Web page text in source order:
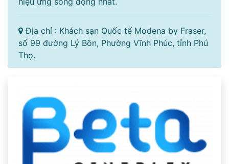
Địa chỉ : Khách sạn Quốc tế Modena by Fraser,
số 99 đường Lý Bôn, Phường Vĩnh Phúc, tỉnh Phú
Thọ.